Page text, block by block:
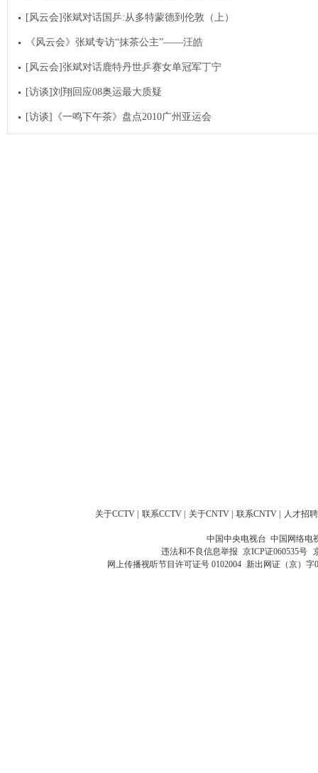
[风云会]张斌对话国乒:从多特蒙德到伦敦（上）
《风云会》张斌专访“抹茶公主”——汪皓
[风云会]张斌对话鹿特丹世乒赛女单冠军丁宁
[访谈]刘翔回应08奥运最大质疑
[访谈]《一鸣下午茶》盘点2010广州亚运会
关于CCTV 联系CCTV 关于CNTV 联系CNTV 人才招聘
中国中央电视台 中国网络电
违法和不良信息举报 京ICP证060535号
网上传播视听节目许可证号 0102004 新出网证（京）